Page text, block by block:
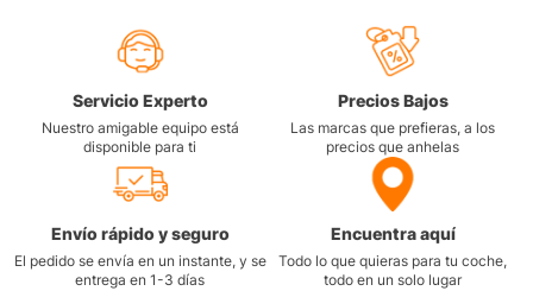
Servicio Experto
Nuestro amigable equipo está
disponible para ti
Precios Bajos
Las marcas que prefieras, a los
precios que anhelas
Envío rápido y seguro
El pedido se envía en un instante, y se
entrega en 1-3 días
Encuentra aquí
Todo lo que quieras para tu coche,
todo en un solo lugar